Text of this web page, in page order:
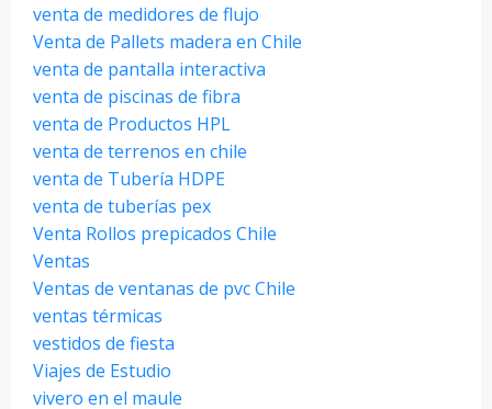
venta de medidores de flujo
Venta de Pallets madera en Chile
venta de pantalla interactiva
venta de piscinas de fibra
venta de Productos HPL
venta de terrenos en chile
venta de Tubería HDPE
venta de tuberías pex
Venta Rollos prepicados Chile
Ventas
Ventas de ventanas de pvc Chile
ventas térmicas
vestidos de fiesta
Viajes de Estudio
vivero en el maule